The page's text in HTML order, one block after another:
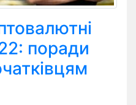
поради